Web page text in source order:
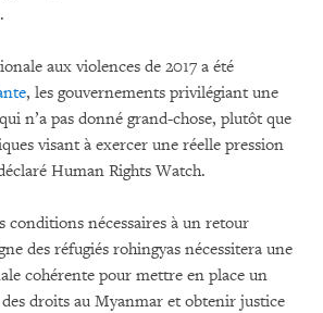
aux violences de 2017 a été
, les gouvernements privilégiant une
n’a pas donné grand-chose, plutôt que
visant à exercer une réelle pression
Human Rights Watch.
conditions nécessaires à un retour
des réfugiés rohingyas nécessitera une
cohérente pour mettre en place un
droits au Myanmar et obtenir justice